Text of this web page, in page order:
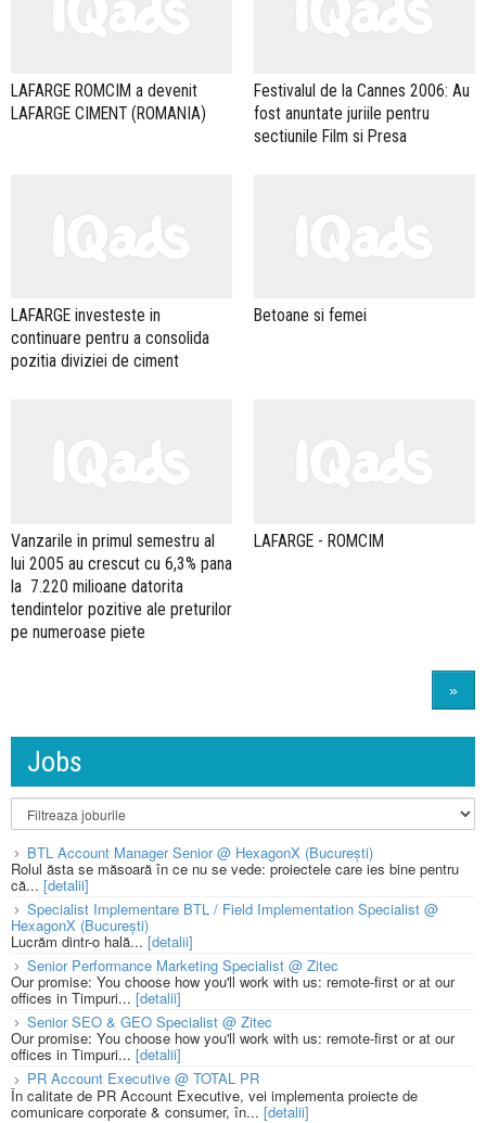
LAFARGE ROMCIM a devenit
LAFARGE CIMENT (ROMANIA)
Festivalul de la Cannes 2006: Au
fost anuntate juriile pentru
sectiunile Film si Presa
LAFARGE investeste in
continuare pentru a consolida
pozitia diviziei de ciment
Betoane si femei
Vanzarile in primul semestru al
lui 2005 au crescut cu 6,3% pana
la  7.220 milioane datorita
tendintelor pozitive ale preturilor
pe numeroase piete
LAFARGE - ROMCIM
»
Jobs
BTL Account Manager Senior @ HexagonX (București)
Rolul ăsta se măsoară în ce nu se vede: proiectele care ies bine pentru
că... [detalii]
Specialist Implementare BTL / Field Implementation Specialist @
HexagonX (București)
Lucrăm dintr-o hală... [detalii]
Senior Performance Marketing Specialist @ Zitec
Our promise: You choose how you'll work with us: remote-first or at our
offices in Timpuri... [detalii]
Senior SEO & GEO Specialist @ Zitec
Our promise: You choose how you'll work with us: remote-first or at our
offices in Timpuri... [detalii]
PR Account Executive @ TOTAL PR
În calitate de PR Account Executive, vei implementa proiecte de
comunicare corporate & consumer, în... [detalii]